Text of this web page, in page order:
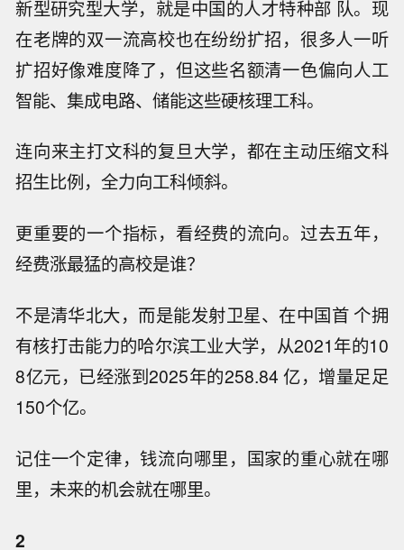
新型研究型大学，就是中国的人才特种部 队。现
在老牌的双一流高校也在纷纷扩招，很多人一听
扩招好像难度降了，但这些名额清一色偏向人工
智能、集成电路、储能这些硬核理工科。
连向来主打文科的复旦大学，都在主动压缩文科
招生比例，全力向工科倾斜。
更重要的一个指标，看经费的流向。过去五年，
经费涨最猛的高校是谁？
不是清华北大，而是能发射卫星、在中国首 个拥
有核打击能力的哈尔滨工业大学，从2021年的10
8亿元，已经涨到2025年的258.84 亿，增量足足
150个亿。
记住一个定律，钱流向哪里，国家的重心就在哪
里，未来的机会就在哪里。
2